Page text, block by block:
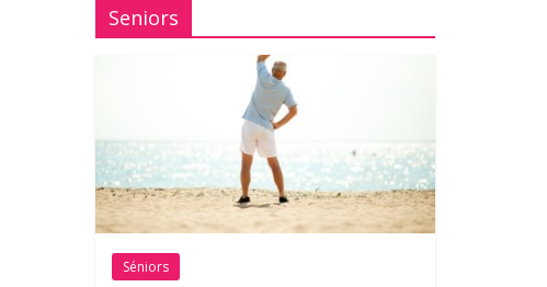
Seniors
Séniors